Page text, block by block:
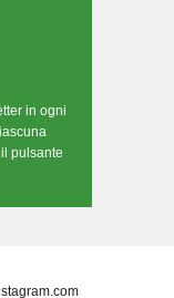
in ogni
pulsante